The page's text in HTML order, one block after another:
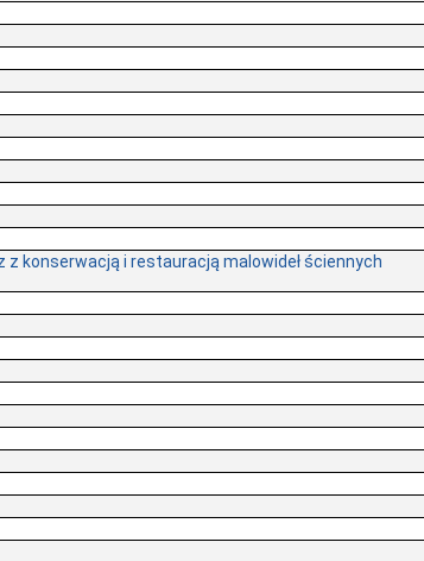
konserwacją i restauracją malowideł ściennych